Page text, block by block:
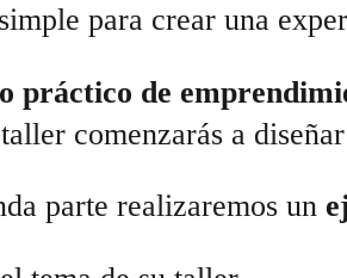
para crear una
práctico de
comenzarás a
parte realizaremos un